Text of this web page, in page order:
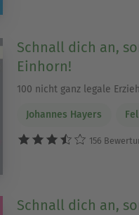
Schnall dich an,
Einhorn!
100 nicht ganz legale
Johannes Hayers
156
Schnall dich an,